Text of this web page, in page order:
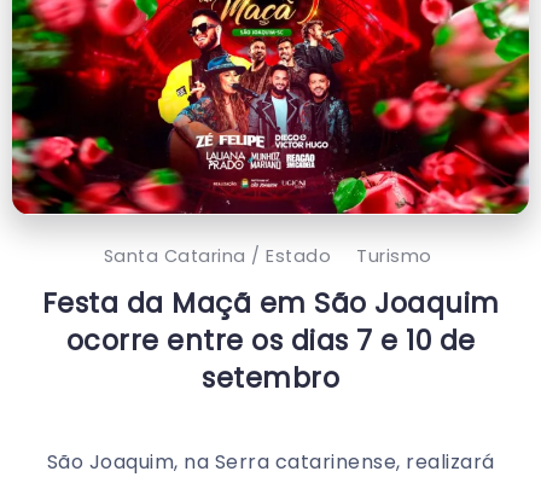
Santa Catarina / Estado Turismo
Festa da Maçã em São Joaquim
ocorre entre os dias 7 e 10 de
setembro
São Joaquim, na Serra catarinense, realizará